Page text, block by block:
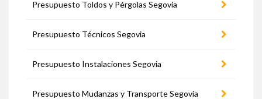
Presupuesto Toldos y Pérgolas Segovia
Presupuesto Técnicos Segovia
Presupuesto Instalaciones Segovia
Presupuesto Mudanzas y Transporte Segovia